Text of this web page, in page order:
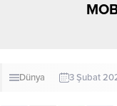
Dünya 3 Şubat